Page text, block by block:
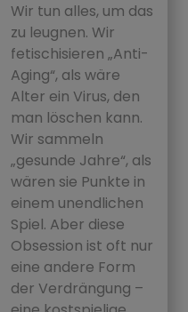
Wir tun alles, um das
zu leugnen. Wir
fetischisieren „Anti-
Aging“, als wäre
Alter ein Virus, den
man löschen kann.
Wir sammeln
„gesunde Jahre“, als
wären sie Punkte in
einem unendlichen
Spiel. Aber diese
Obsession ist oft nur
eine andere Form
der Verdrängung –